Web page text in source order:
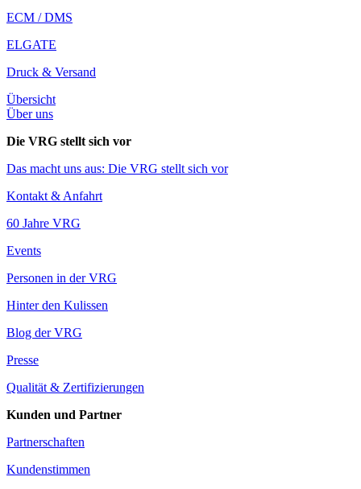
ECM / DMS
ELGATE
Druck & Versand
Übersicht
Über uns
Die VRG stellt sich vor
Das macht uns aus: Die VRG stellt sich vor
Kontakt & Anfahrt
60 Jahre VRG
Events
Personen in der VRG
Hinter den Kulissen
Blog der VRG
Presse
Qualität & Zertifizierungen
Kunden und Partner
Partnerschaften
Kundenstimmen